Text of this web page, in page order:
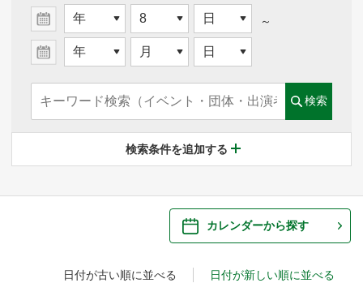
イベントを探す
・ イベント一覧
・ イベントカレンダー
・ 館内サービス・アクセシビリティ
・ 施設を借りる
音楽堂について
～
検索
検索条件を追加する
カレンダーから探す
日付が古い順に並べる 日付が新しい順に並べる